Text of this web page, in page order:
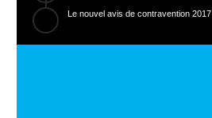
Le nouvel avis de contravention 2017